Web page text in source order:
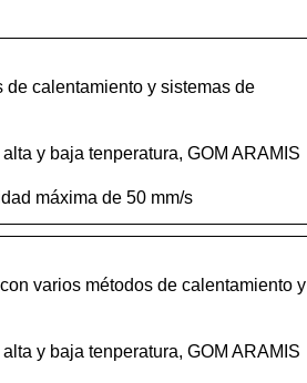
calentamiento y sistemas de
y baja tenperatura, GOM ARAMIS
máxima de 50 mm/s
varios métodos de calentamiento y
y baja tenperatura, GOM ARAMIS